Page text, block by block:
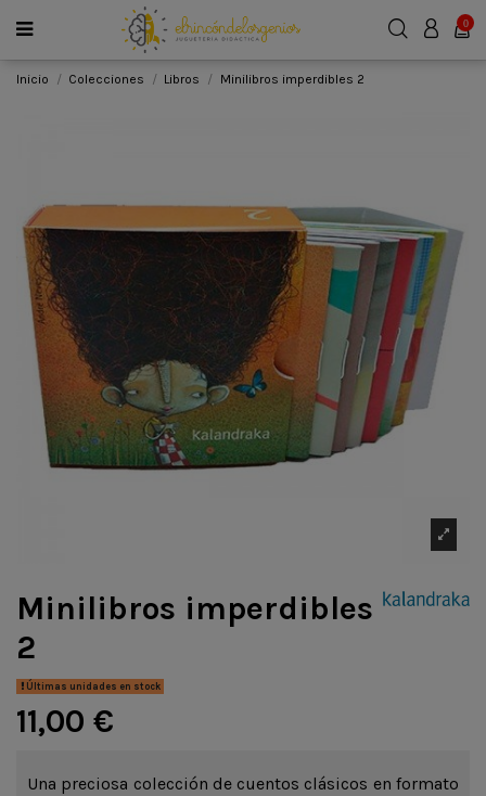
0
Inicio Colecciones Libros Minilibros imperdibles 2
Minilibros imperdibles
2
Últimas unidades en stock
11,00 €
Una preciosa colección de cuentos clásicos en formato